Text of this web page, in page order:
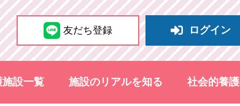
友だち登録 ログイン
設一覧 施設のリアルを知る 社会的養